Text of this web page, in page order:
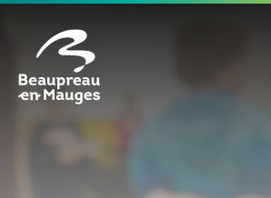
Cookies management panel